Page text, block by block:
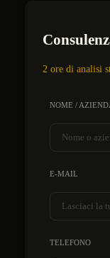
2 ore di analisi
NOME /
E-MAIL
TELEFONO